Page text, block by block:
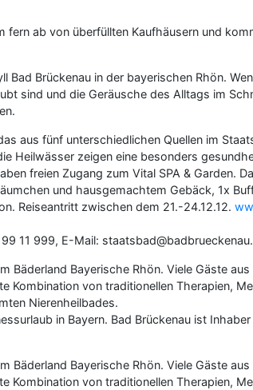
ab von überfüllten Kaufhäusern und
Brückenau in der bayerischen Rhön.
sind und die Geräusche des Alltags im
aus fünf unterschiedlichen Quellen im
Heilwässer zeigen eine besonders
freien Zugang zum Vital SPA & Garden.
und hausgemachtem Gebäck, 1x
Reiseantritt zwischen dem 21.-24.12.12.
11 999, E-Mail:
Bäderland Bayerische Rhön. Viele Gäste
von traditionellen Therapien,
Nierenheilbades.
in Bayern. Bad Brückenau ist
Bäderland Bayerische Rhön. Viele Gäste
von traditionellen Therapien,